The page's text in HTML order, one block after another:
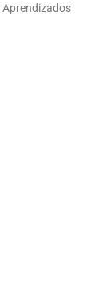
Aprendizados